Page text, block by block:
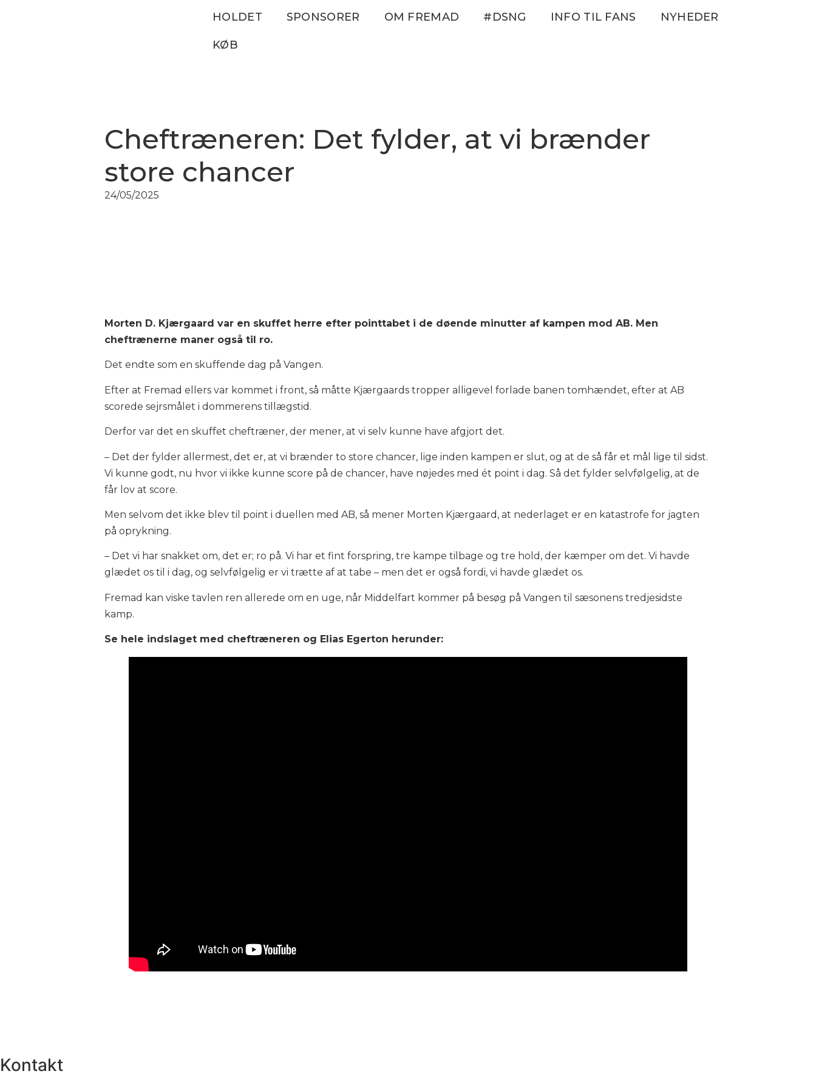
HOLDET SPONSORER OM FREMAD #DSNG INFO TIL FANS NYHEDER
KØB
Cheftræneren: Det fylder, at vi brænder
store chancer
24/05/2025
Morten D. Kjærgaard var en skuffet herre efter pointtabet i de døende minutter af kampen mod AB. Men
cheftrænerne maner også til ro.
Det endte som en skuffende dag på Vangen.
Efter at Fremad ellers var kommet i front, så måtte Kjærgaards tropper alligevel forlade banen tomhændet, efter at AB
scorede sejrsmålet i dommerens tillægstid.
Derfor var det en skuffet cheftræner, der mener, at vi selv kunne have afgjort det.
– Det der fylder allermest, det er, at vi brænder to store chancer, lige inden kampen er slut, og at de så får et mål lige til sidst.
Vi kunne godt, nu hvor vi ikke kunne score på de chancer, have nøjedes med ét point i dag. Så det fylder selvfølgelig, at de
får lov at score.
Men selvom det ikke blev til point i duellen med AB, så mener Morten Kjærgaard, at nederlaget er en katastrofe for jagten
på oprykning.
– Det vi har snakket om, det er; ro på. Vi har et fint forspring, tre kampe tilbage og tre hold, der kæmper om det. Vi havde
glædet os til i dag, og selvfølgelig er vi trætte af at tabe – men det er også fordi, vi havde glædet os.
Fremad kan viske tavlen ren allerede om en uge, når Middelfart kommer på besøg på Vangen til sæsonens tredjesidste
kamp.
Se hele indslaget med cheftræneren og Elias Egerton herunder:
Kontakt